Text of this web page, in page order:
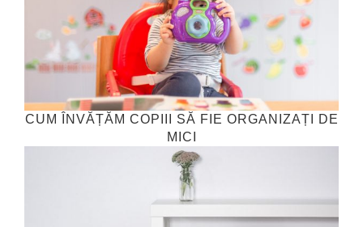
CUM ÎNVĂȚĂM COPIII SĂ FIE ORGANIZAȚI DE
MICI